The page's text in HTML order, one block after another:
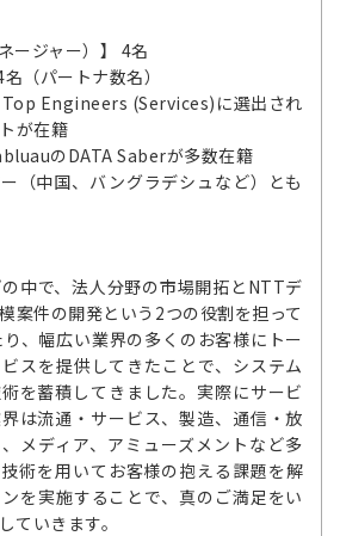
ージャー）】 4名
（パートナ数名）
Top Engineers (Services)に選出され
が在籍
のDATA Saberが多数在籍
（中国、バングラデシュなど）とも
中で、法人分野の市場開拓とNTTデ
案件の開発という2つの役割を担って
、幅広い業界の多くのお客様にトー
スを提供してきたことで、システム
を蓄積してきました。実際にサービ
は流通・サービス、製造、通信・放
メディア、アミューズメントなど多
術を用いてお客様の抱える課題を解
を実施することで、真のご満足をい
ていきます。